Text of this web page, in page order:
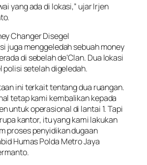
yang ada di lokasi,” ujar Irjen
Changer Disegel
juga menggeledah sebuah money
di sebelah de’Clan. Dua lokasi
setelah digeledah.
ini terkait tentang dua ruangan.
tetap kami kembalikan kepada
untuk operasional di lantai 1. Tapi
kantor, itu yang kami lakukan
proses penyidikan dugaan
Humas Polda Metro Jaya